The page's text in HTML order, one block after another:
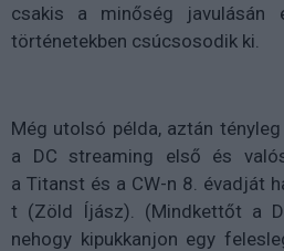
csakis a minőség javulásán
történetekben csúcsosodik ki.
Még utolsó példa, aztán
a DC streaming első és
a Titanst és a CW-n 8. évadját
t (Zöld Íjász). (Mindkettőt a
nehogy kipukkanjon egy